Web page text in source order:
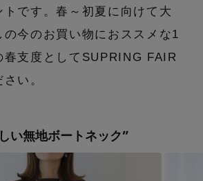
しか買えないアイテム
レンドシルエット
シルバーでクールに
グラー・ケープ
フ
サリー
ング
スレット
ェリー
ログアウト
です。春～初夏に向けて大
の今のお買い物におススメな1
春支度としてSUPRING FAIR
い。
い無地ボートネック”